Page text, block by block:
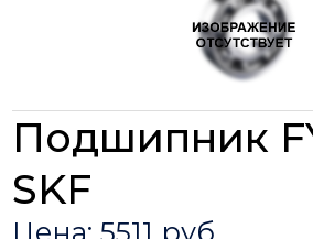
Подшипник
SKF
Цена: 5511 руб.